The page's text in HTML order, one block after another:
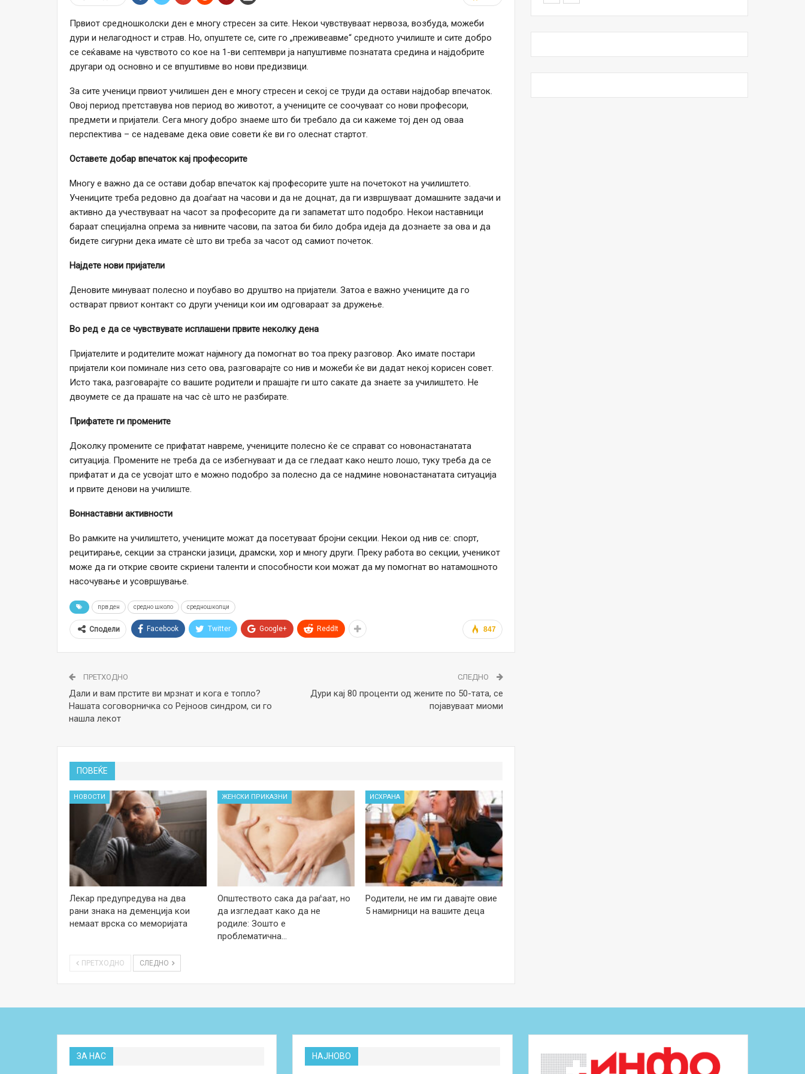
Првиот средношколски ден е многу стресен за сите. Некои чувствуваат нервоза, возбуда, можеби
дури и нелагодност и страв. Но, опуштете се, сите го „преживеавме“ средното училиште и сите добро
се сеќаваме на чувството со кое на 1-ви септември ја напуштивме познатата средина и најдобрите
другари од основно и се впуштивме во нови предизвици.
За сите ученици првиот училишен ден е многу стресен и секој се труди да остави најдобар впечаток.
Овој период претставува нов период во животот, а учениците се соочуваат со нови професори,
предмети и пријатели. Сега многу добро знаеме што би требало да си кажеме тој ден од оваа
перспектива – се надеваме дека овие совети ќе ви го олеснат стартот.
Оставете добар впечаток кај професорите
Многу е важно да се остави добар впечаток кај професорите уште на почетокот на училиштето.
Учениците треба редовно да доаѓаат на часови и да не доцнат, да ги извршуваат домашните задачи и
активно да учествуваат на часот за професорите да ги запаметат што подобро. Некои наставници
бараат специјална опрема за нивните часови, па затоа би било добра идеја да дознаете за ова и да
бидете сигурни дека имате сè што ви треба за часот од самиот почеток.
Најдете нови пријатели
Деновите минуваат полесно и поубаво во друштво на пријатели. Затоа е важно учениците да го
остварат првиот контакт со други ученици кои им одговараат за дружење.
Во ред е да се чувствувате исплашени првите неколку дена
Пријателите и родителите можат најмногу да помогнат во тоа преку разговор. Ако имате постари
пријатели кои поминале низ сето ова, разговарајте со нив и можеби ќе ви дадат некој корисен совет.
Исто така, разговарајте со вашите родители и прашајте ги што сакате да знаете за училиштето. Не
двоумете се да прашате на час сè што не разбирате.
Прифатете ги промените
Доколку промените се прифатат навреме, учениците полесно ќе се справат со новонастанатата
ситуација. Промените не треба да се избегнуваат и да се гледаат како нешто лошо, туку треба да се
прифатат и да се усвојат што е можно подобро за полесно да се надмине новонастанатата ситуација
и првите денови на училиште.
Воннаставни активности
Во рамките на училиштето, учениците можат да посетуваат бројни секции. Некои од нив се: спорт,
рецитирање, секции за странски јазици, драмски, хор и многу други. Преку работа во секции, ученикот
може да ги открие своите скриени таленти и способности кои можат да му помогнат во натамошното
насочување и усовршување.
прв ден средно школо средношколци
847
Сподели Facebook Twitter Google+ ReddIt
ПРЕТХОДНО
Дали и вам прстите ви мрзнат и кога е топло?
Нашата соговорничка со Рејноов синдром, си го
нашла лекот
СЛЕДНО
Дури кај 80 проценти од жените по 50-тата, се
појавуваат миоми
ПОВЕЌЕ
НОВОСТИ
Лекар предупредува на два
рани знака на деменција кои
немаат врска со меморијата
ЖЕНСКИ ПРИКАЗНИ
Општеството сака да раѓаат, но
да изгледаат како да не
родиле: Зошто е
проблематична…
ИСХРАНА
Родители, не им ги давајте овие
5 намирници на вашите деца
ПРЕТХОДНО СЛЕДНО
ЗА НАС НАЈНОВО